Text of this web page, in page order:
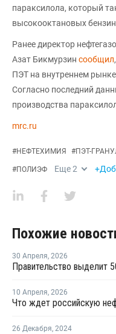
параксилола, который
высокооктановых
Ранее директор
Азат Бикмурзин сообщил
ПЭТ на внутреннем рынке
Согласно последний
производства
mrc.ru
#НЕФТЕХИМИЯ #ПЭТ-
#ПОЛИЭФ Еще2
Похожие
30 Апреля, 2026
10 Апреля, 2026
Что ждет российскую
26 Декабря, 2024